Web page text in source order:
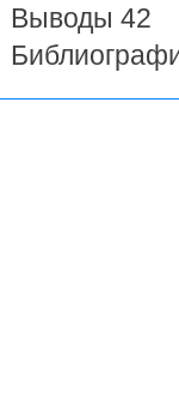
Выводы 42